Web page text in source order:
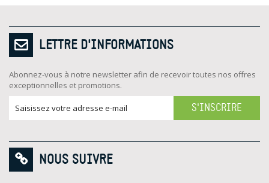
LETTRE D'INFORMATIONS
Abonnez-vous à notre newsletter afin de recevoir toutes nos offres
exceptionnelles et promotions.
S'INSCRIRE
NOUS SUIVRE